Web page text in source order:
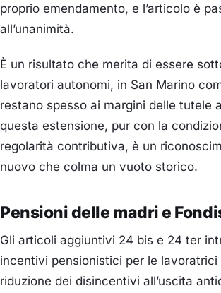
proprio emendamento, e l’articolo è
all’unanimità.
È un risultato che merita di essere
lavoratori autonomi, in San Marino
restano spesso ai margini delle tutele
questa estensione, pur con la
regolarità contributiva, è un
nuovo che colma un vuoto storico.
Pensioni delle madri e
Gli articoli aggiuntivi 24 bis e 24 ter
incentivi pensionistici per le lavoratrici
riduzione dei disincentivi all’uscita